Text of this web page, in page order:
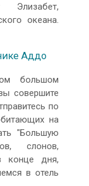
океана.
Аддо
большом
совершите
по
на
"Большую
слонов,
конце дня,
в отель